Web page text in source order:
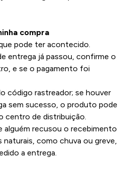
compra
pode ter acontecido.
entrega já passou, confirme o
e se o pagamento foi
código rastreador; se houver
sem sucesso, o produto pode
centro de distribuição.
alguém recusou o recebimento
como chuva ou greve,
a entrega.